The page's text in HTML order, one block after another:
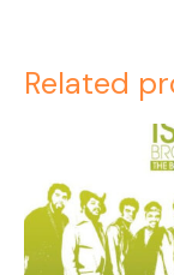
Related